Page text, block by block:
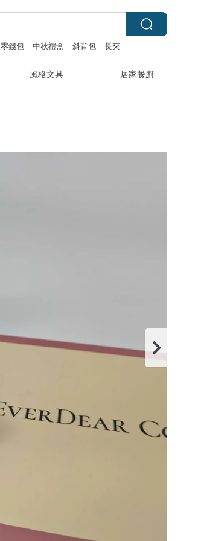
零錢包 中秋禮盒 斜背包 長夾
風格文具 居家餐廚